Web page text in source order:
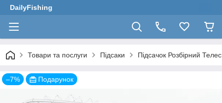
DailyFishing
Товари та послуги Підсаки Підсачок Розбірний
–7% Подарунок